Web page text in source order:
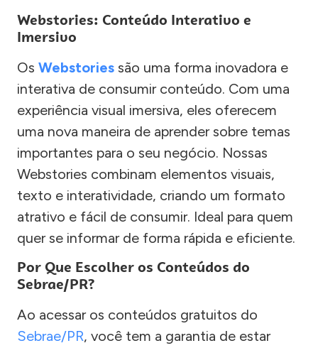
Webstories: Conteúdo Interativo e
Imersivo
Os Webstories são uma forma inovadora e
interativa de consumir conteúdo. Com uma
experiência visual imersiva, eles oferecem
uma nova maneira de aprender sobre temas
importantes para o seu negócio. Nossas
Webstories combinam elementos visuais,
texto e interatividade, criando um formato
atrativo e fácil de consumir. Ideal para quem
quer se informar de forma rápida e eficiente.
Por Que Escolher os Conteúdos do
Sebrae/PR?
Ao acessar os conteúdos gratuitos do
Sebrae/PR, você tem a garantia de estar